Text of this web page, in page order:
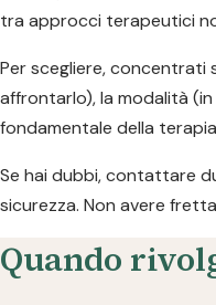
tra approcci terapeutici
Per scegliere,
affrontarlo), la modalità
fondamentale della
Se hai dubbi, contattare
sicurezza. Non avere
Quando